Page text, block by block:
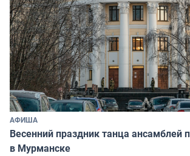
АФИША
Весенний праздник танца ансамблей
в Мурманске